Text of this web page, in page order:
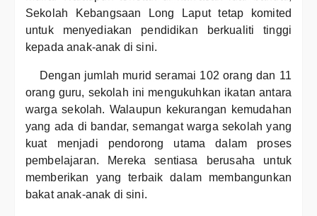
Sekolah Kebangsaan Long Laput tetap komited
untuk menyediakan pendidikan berkualiti tinggi
kepada anak-anak di sini.
Dengan jumlah murid seramai 102 orang dan 11
orang guru, sekolah ini mengukuhkan ikatan antara
warga sekolah. Walaupun kekurangan kemudahan
yang ada di bandar, semangat warga sekolah yang
kuat menjadi pendorong utama dalam proses
pembelajaran. Mereka sentiasa berusaha untuk
memberikan yang terbaik dalam membangunkan
bakat anak-anak di sini.